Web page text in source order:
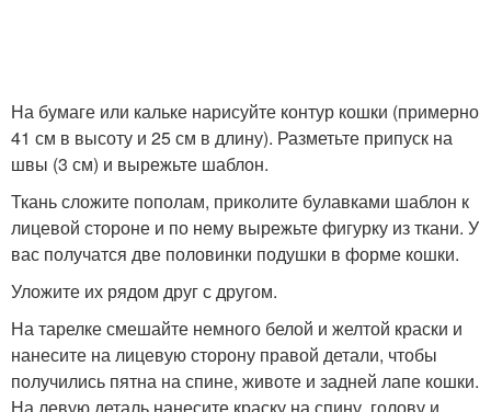
На бумаге или кальке нарисуйте контур кошки (примерно
41 см в высоту и 25 см в длину). Разметьте припуск на
швы (3 см) и вырежьте шаблон.
Ткань сложите пополам, приколите булавками шаблон к
лицевой стороне и по нему вырежьте фигурку из ткани. У
вас получатся две половинки подушки в форме кошки.
Уложите их рядом друг с другом.
На тарелке смешайте немного белой и желтой краски и
нанесите на лицевую сторону правой детали, чтобы
получились пятна на спине, животе и задней лапе кошки.